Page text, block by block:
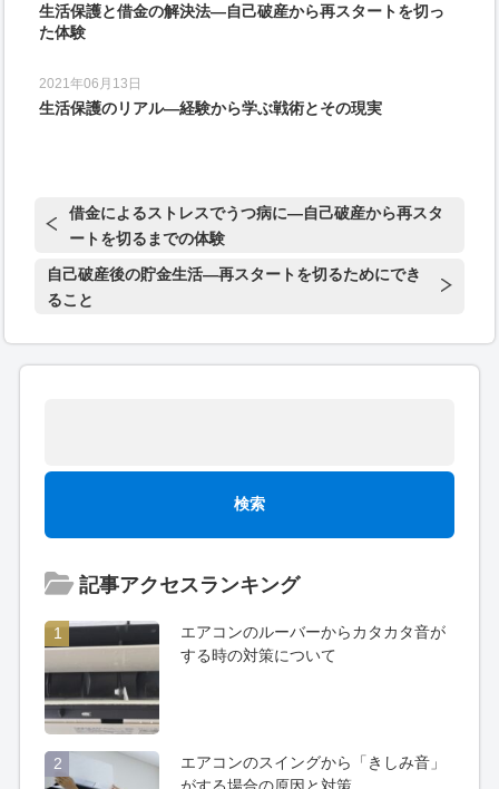
生活保護と借金の解決法―自己破産から再スタートを切っ
た体験
2021年06月13日
生活保護のリアル―経験から学ぶ戦術とその現実
借金によるストレスでうつ病に―自己破産から再スタ
ートを切るまでの体験
自己破産後の貯金生活―再スタートを切るためにでき
ること
記事アクセスランキング
1
エアコンのルーバーからカタカタ音が
する時の対策について
2
エアコンのスイングから「きしみ音」